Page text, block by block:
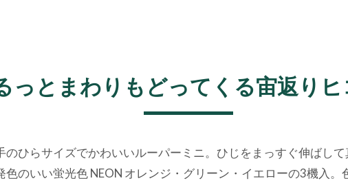
っとまわりもどってくる宙返りヒ
のひらサイズでかわいいルーパーミニ。ひじをまっすぐ伸ばし
色のいい蛍光色 NEON オレンジ・グリーン・イエローの3機入。